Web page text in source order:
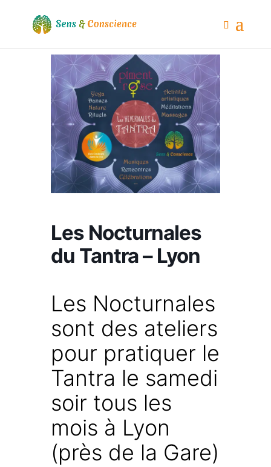
Les Nocturnales
du Tantra – Lyon
Les Nocturnales
sont des ateliers
pour pratiquer le
Tantra le samedi
soir tous les
mois à Lyon
(près de la Gare)